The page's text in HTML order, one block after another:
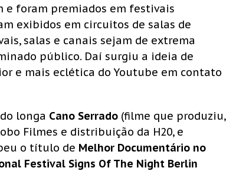
foram premiados em festivais
exibidos em circuitos de salas de
salas e canais sejam de extrema
público. Daí surgiu a ideia de
e mais eclética do Youtube em contato
longa Cano Serrado (filme que produziu,
Filmes e distribuição da H20, e
o título de Melhor Documentário no
Festival Signs Of The Night Berlin